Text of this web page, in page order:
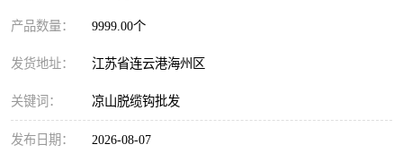
产品数量： 9999.00个
发货地址： 江苏省连云港海州区
关键词： 凉山脱缆钩批发
发布日期： 2026-08-07